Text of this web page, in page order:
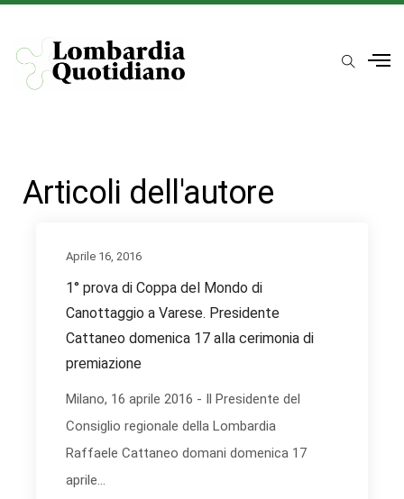
Articoli dell'autore
Aprile 16, 2016
1° prova di Coppa del Mondo di
Canottaggio a Varese. Presidente
Cattaneo domenica 17 alla cerimonia di
premiazione
Milano, 16 aprile 2016 - Il Presidente del
Consiglio regionale della Lombardia
Raffaele Cattaneo domani domenica 17
aprile...